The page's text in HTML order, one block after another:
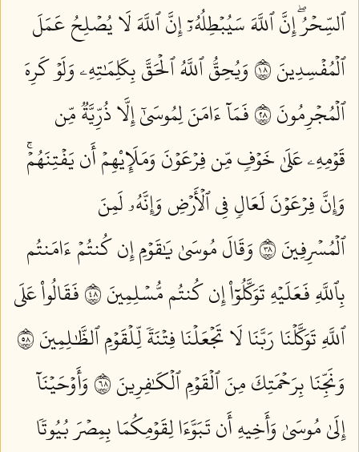
ٱلسِّحۡرُۖ إِنَّ ٱللَّهَ سَيُبۡطِلُهُۥٓ إِنَّ ٱللَّهَ لَا يُصۡلِحُ عَمَلَ
ٱلۡمُفۡسِدِينَ ٨١
وَيُحِقُّ ٱللَّهُ ٱلۡحَقَّ بِكَلِمَٰتِهِۦ وَلَوۡ كَرِهَ
ٱلۡمُجۡرِمُونَ ٨٢
فَمَآ ءَامَنَ لِمُوسَىٰٓ إِلَّا ذُرِّيَّةٞ مِّن
قَوۡمِهِۦ عَلَىٰ خَوۡفٖ مِّن فِرۡعَوۡنَ وَمَلَإِيْهِمۡ أَن يَفۡتِنَهُمۡۚ
وَإِنَّ فِرۡعَوۡنَ لَعَالٖ فِي ٱلۡأَرۡضِ وَإِنَّهُۥ لَمِنَ
ٱلۡمُسۡرِفِينَ ٨٣
وَقَالَ مُوسَىٰ يَٰقَوۡمِ إِن كُنتُمۡ ءَامَنتُم
بِٱللَّهِ فَعَلَيۡهِ تَوَكَّلُوٓاْ إِن كُنتُم مُّسۡلِمِينَ ٨٤
فَقَالُواْ عَلَى
ٱللَّهِ تَوَكَّلۡنَا رَبَّنَا لَا تَجۡعَلۡنَا فِتۡنَةٗ لِّلۡقَوۡمِ ٱلظَّٰلِمِينَ ٨٥
وَنَجِّنَا بِرَحۡمَتِكَ مِنَ ٱلۡقَوۡمِ ٱلۡكَٰفِرِينَ ٨٦
وَأَوۡحَيۡنَآ
إِلَىٰ مُوسَىٰ وَأَخِيهِ أَن تَبَوَّءَا لِقَوۡمِكُمَا بِمِصۡرَ بُيُوتٗا